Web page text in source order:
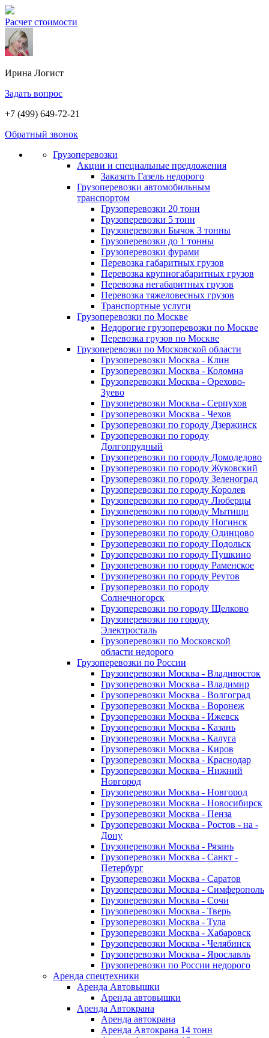
Расчет стоимости
Ирина Логист
Задать вопрос
+7 (499) 649-72-21
Обратный звонок
Грузоперевозки
Акции и специальные предложения
Заказать Газель недорого
Грузоперевозки автомобильным
транспортом
Грузоперевозки 20 тонн
Грузоперевозки 5 тонн
Грузоперевозки Бычок 3 тонны
Грузоперевозки до 1 тонны
Грузоперевозки фурами
Перевозка габаритных грузов
Перевозка крупногабаритных грузов
Перевозка негабаритных грузов
Перевозка тяжеловесных грузов
Транспортные услуги
Грузоперевозки по Москве
Недорогие грузоперевозки по Москве
Перевозка грузов по Москве
Грузоперевозки по Московской области
Грузоперевозки Москва - Клин
Грузоперевозки Москва - Коломна
Грузоперевозки Москва - Орехово-
Зуево
Грузоперевозки Москва - Серпухов
Грузоперевозки Москва - Чехов
Грузоперевозки по городу Дзержинск
Грузоперевозки по городу
Долгопрудный
Грузоперевозки по городу Домодедово
Грузоперевозки по городу Жуковский
Грузоперевозки по городу Зеленоград
Грузоперевозки по городу Королев
Грузоперевозки по городу Люберцы
Грузоперевозки по городу Мытищи
Грузоперевозки по городу Ногинск
Грузоперевозки по городу Одинцово
Грузоперевозки по городу Подольск
Грузоперевозки по городу Пушкино
Грузоперевозки по городу Раменское
Грузоперевозки по городу Реутов
Грузоперевозки по городу
Солнечногорск
Грузоперевозки по городу Щелково
Грузоперевозки по городу
Электросталь
Грузоперевозки по Московской
области недорого
Грузоперевозки по России
Грузоперевозки Москва - Владивосток
Грузоперевозки Москва - Владимир
Грузоперевозки Москва - Волгоград
Грузоперевозки Москва - Воронеж
Грузоперевозки Москва - Ижевск
Грузоперевозки Москва - Казань
Грузоперевозки Москва - Калуга
Грузоперевозки Москва - Киров
Грузоперевозки Москва - Краснодар
Грузоперевозки Москва - Нижний
Новгород
Грузоперевозки Москва - Новгород
Грузоперевозки Москва - Новосибирск
Грузоперевозки Москва - Пенза
Грузоперевозки Москва - Ростов - на -
Дону
Грузоперевозки Москва - Рязань
Грузоперевозки Москва - Санкт -
Петербург
Грузоперевозки Москва - Саратов
Грузоперевозки Москва - Симферополь
Грузоперевозки Москва - Сочи
Грузоперевозки Москва - Тверь
Грузоперевозки Москва - Тула
Грузоперевозки Москва - Хабаровск
Грузоперевозки Москва - Челябинск
Грузоперевозки Москва - Ярославль
Грузоперевозки по России недорого
Аренда спецтехники
Аренда Автовышки
Аренда автовышки
Аренда Автокрана
Аренда автокрана
Аренда Автокрана 14 тонн